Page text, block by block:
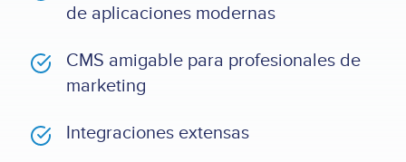
de aplicaciones modernas
CMS amigable para profesionales de
marketing
Integraciones extensas